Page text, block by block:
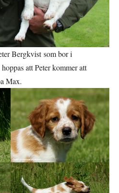
Bergkvist som bor i
att Peter kommer att
Max.